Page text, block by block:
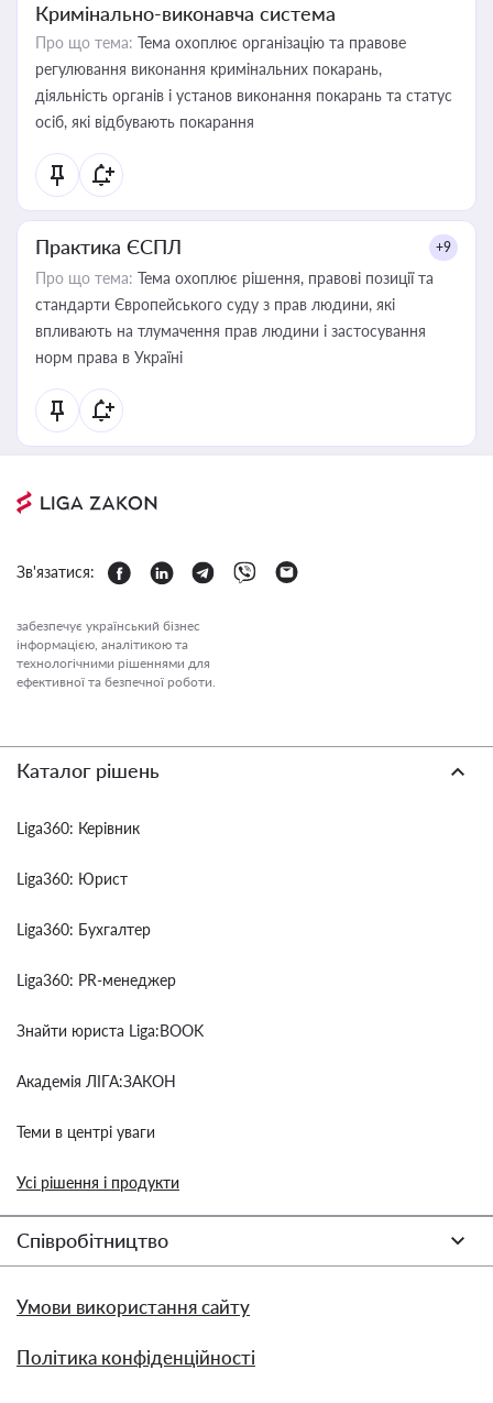
Кримінально-виконавча система
Про що тема: Тема охоплює організацію та правове
регулювання виконання кримінальних покарань,
діяльність органів і установ виконання покарань та статус
осіб, які відбувають покарання
Практика ЄСПЛ +9
Про що тема: Тема охоплює рішення, правові позиції та
стандарти Європейського суду з прав людини, які
впливають на тлумачення прав людини і застосування
норм права в Україні
Зв'язатися:
забезпечує український бізнес
інформацією, аналітикою та
технологічними рішеннями для
ефективної та безпечної роботи.
Каталог рішень
Liga360: Керівник
Liga360: Юрист
Liga360: Бухгалтер
Liga360: PR-менеджер
Знайти юриста Liga:BOOK
Академія ЛІГА:ЗАКОН
Теми в центрі уваги
Усі рішення і продукти
Співробітництво
Умови використання сайту
Політика конфіденційності